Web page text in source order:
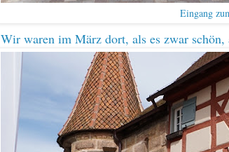
Eingang
Wir waren im März dort, als es zwar